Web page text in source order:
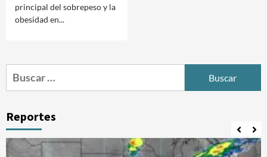
principal del sobrepeso y la
obesidad en...
Buscar:
Reportes